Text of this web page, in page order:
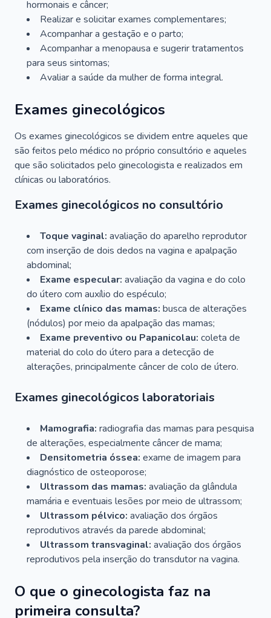
hormonais e câncer;
Realizar e solicitar exames complementares;
Acompanhar a gestação e o parto;
Acompanhar a menopausa e sugerir tratamentos
para seus sintomas;
Avaliar a saúde da mulher de forma integral.
Exames ginecológicos
Os exames ginecológicos se dividem entre aqueles que
são feitos pelo médico no próprio consultório e aqueles
que são solicitados pelo ginecologista e realizados em
clínicas ou laboratórios.
Exames ginecológicos no consultório
Toque vaginal: avaliação do aparelho reprodutor
com inserção de dois dedos na vagina e apalpação
abdominal;
Exame especular: avaliação da vagina e do colo
do útero com auxílio do espéculo;
Exame clínico das mamas: busca de alterações
(nódulos) por meio da apalpação das mamas;
Exame preventivo ou Papanicolau: coleta de
material do colo do útero para a detecção de
alterações, principalmente câncer de colo de útero.
Exames ginecológicos laboratoriais
Mamografia: radiografia das mamas para pesquisa
de alterações, especialmente câncer de mama;
Densitometria óssea: exame de imagem para
diagnóstico de osteoporose;
Ultrassom das mamas: avaliação da glândula
mamária e eventuais lesões por meio de ultrassom;
Ultrassom pélvico: avaliação dos órgãos
reprodutivos através da parede abdominal;
Ultrassom transvaginal: avaliação dos órgãos
reprodutivos pela inserção do transdutor na vagina.
O que o ginecologista faz na
primeira consulta?